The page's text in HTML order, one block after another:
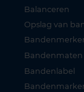
Balanceren
Opslag van
Bandenmaten
Bandenlabel